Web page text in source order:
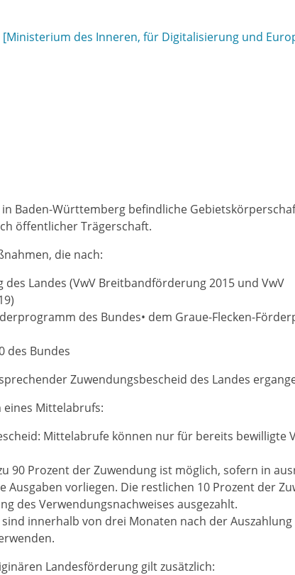
des Inneren, für Digitalisierung und
Baden-Württemberg befindliche
öffentlicher Trägerschaft.
die nach:
Landes (VwV Breitbandförderung 2015 und VwV
des Bundes• dem Graue-Flecken-
des Bundes
Zuwendungsbescheid des Landes
eines Mittelabrufs:
Mittelabrufe können nur für bereits bewilligte
90 Prozent der Zuwendung ist möglich, sofern in
Ausgaben vorliegen. Die restlichen 10 Prozent der
des Verwendungsnachweises ausgezahlt.
innerhalb von drei Monaten nach der
Landesförderung gilt zusätzlich: